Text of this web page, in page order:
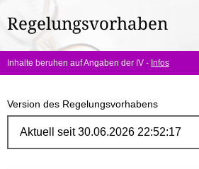
hier:
Regelungsvorhaben
Inhalte beruhen auf Angaben der IV - Infos
Version des Regelungsvorhabens